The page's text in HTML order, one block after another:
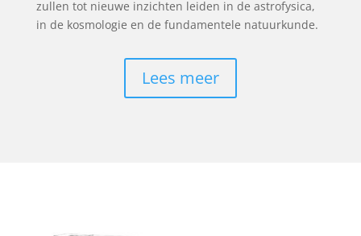
zullen tot nieuwe inzichten leiden in de astrofysica,
in de kosmologie en de fundamentele natuurkunde.
Lees meer